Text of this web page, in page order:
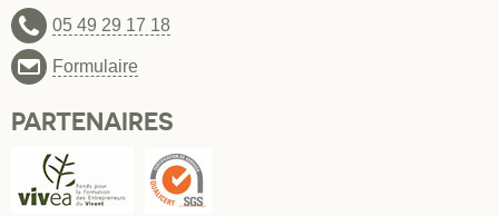
05 49 29 17 18
Formulaire
PARTENAIRES